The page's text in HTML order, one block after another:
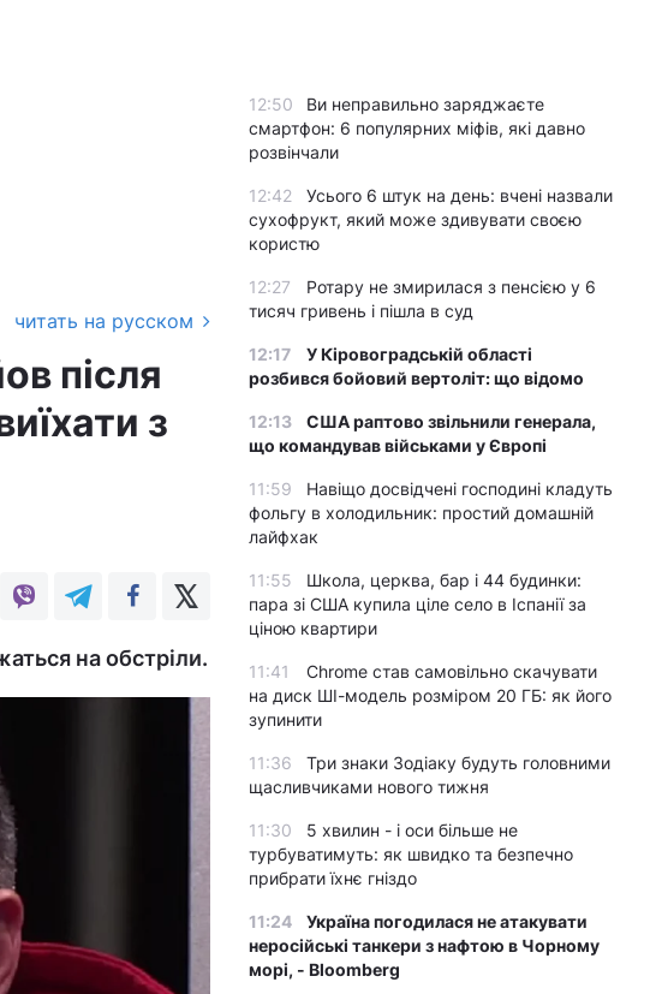
читать на русском
після
з
на обстріли.
12:50
Ви неправильно заряджаєте
смартфон: 6 популярних міфів, які давно
розвінчали
12:42
Усього 6 штук на день: вчені назвали
сухофрукт, який може здивувати своєю
користю
12:27
Ротару не змирилася з пенсією у 6
тисяч гривень і пішла в суд
12:17
У Кіровоградській області
розбився бойовий вертоліт: що відомо
12:13
США раптово звільнили генерала,
що командував військами у Європі
11:59
Навіщо досвідчені господині кладуть
фольгу в холодильник: простий домашній
лайфхак
11:55
Школа, церква, бар і 44 будинки:
пара зі США купила ціле село в Іспанії за
ціною квартири
11:41
Chrome став самовільно скачувати
на диск ШІ-модель розміром 20 ГБ: як його
зупинити
11:36
Три знаки Зодіаку будуть головними
щасливчиками нового тижня
11:30
5 хвилин - і оси більше не
турбуватимуть: як швидко та безпечно
прибрати їхнє гніздо
11:24
Україна погодилася не атакувати
неросійські танкери з нафтою в Чорному
морі, - Bloomberg